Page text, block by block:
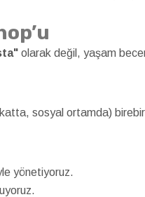
olarak değil, yaşam
sosyal ortamda)
yönetiyoruz.